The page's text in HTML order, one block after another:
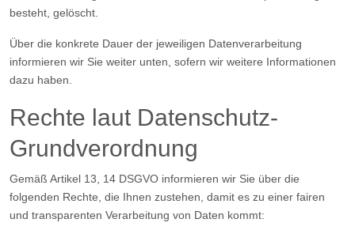
besteht, gelöscht.
Über die konkrete Dauer der jeweiligen Datenverarbeitung
informieren wir Sie weiter unten, sofern wir weitere Informationen
dazu haben.
Rechte laut Datenschutz-
Grundverordnung
Gemäß Artikel 13, 14 DSGVO informieren wir Sie über die
folgenden Rechte, die Ihnen zustehen, damit es zu einer fairen
und transparenten Verarbeitung von Daten kommt: